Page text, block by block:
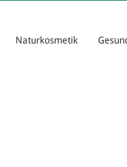
Naturkosmetik